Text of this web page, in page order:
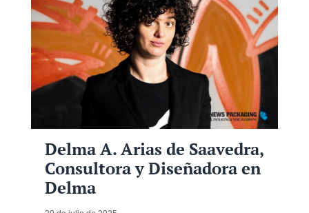
Delma A. Arias de Saavedra,
Consultora y Diseñadora en
Delma